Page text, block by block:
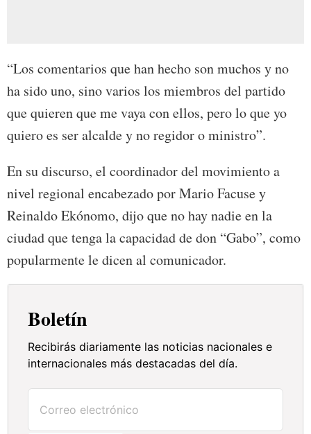
“Los comentarios que han hecho son muchos y no
ha sido uno, sino varios los miembros del partido
que quieren que me vaya con ellos, pero lo que yo
quiero es ser alcalde y no regidor o ministro”.
En su discurso, el coordinador del movimiento a
nivel regional encabezado por Mario Facuse y
Reinaldo Ekónomo, dijo que no hay nadie en la
ciudad que tenga la capacidad de don “Gabo”, como
popularmente le dicen al comunicador.
Boletín
Recibirás diariamente las noticias nacionales e
internacionales más destacadas del día.